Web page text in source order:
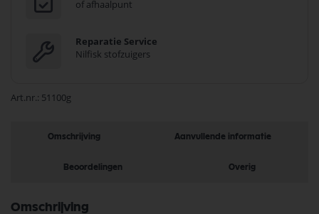
of afhaalpunt
Reparatie Service
Nilfisk stofzuigers
Art.nr. 51100g
Omschrijving Aanvullende informatie
Beoordelingen Overig
Omschrijving